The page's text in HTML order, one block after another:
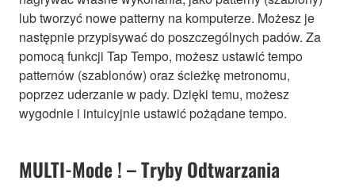
lub tworzyć nowe patterny na komputerze. Możesz je
następnie przypisywać do poszczególnych padów. Za
pomocą funkcji Tap Tempo, możesz ustawić tempo
patternów (szablonów) oraz ścieżkę metronomu,
poprzez uderzanie w pady. Dzięki temu, możesz
wygodnie i intuicyjnie ustawić pożądane tempo.
MULTI-Mode ! – Tryby Odtwarzania